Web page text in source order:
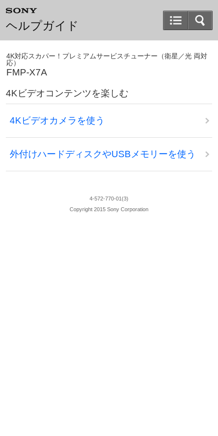
ヘルプガイド
4K対応スカパー！プレミアムサービスチューナー（衛星／光 両対
応）
FMP-X7A
4Kビデオコンテンツを楽しむ
4Kビデオカメラを使う
外付けハードディスクやUSBメモリーを使う
4-572-770-01(3)
Copyright 2015 Sony Corporation